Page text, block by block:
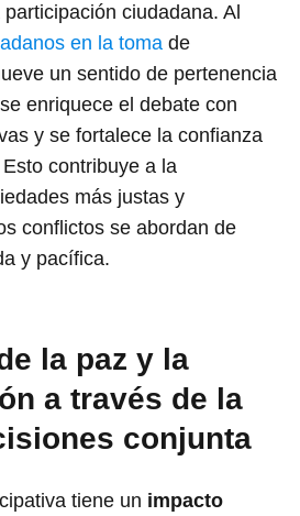
ciudadana. Al
en la toma de
un sentido de pertenencia
enriquece el debate con
y se fortalece la confianza
contribuye a la
más justas y
conflictos se abordan de
y pacífica.
la paz y la
a través de la
conjunta
tiene un impacto